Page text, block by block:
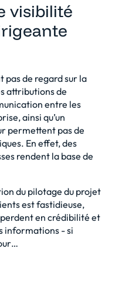
visibilité
pas de regard sur la
attributions de
entre les
ainsi qu’un
permettent pas de
En effet, des
rendent la base de
du pilotage du projet
est fastidieuse,
en crédibilité et
informations - si